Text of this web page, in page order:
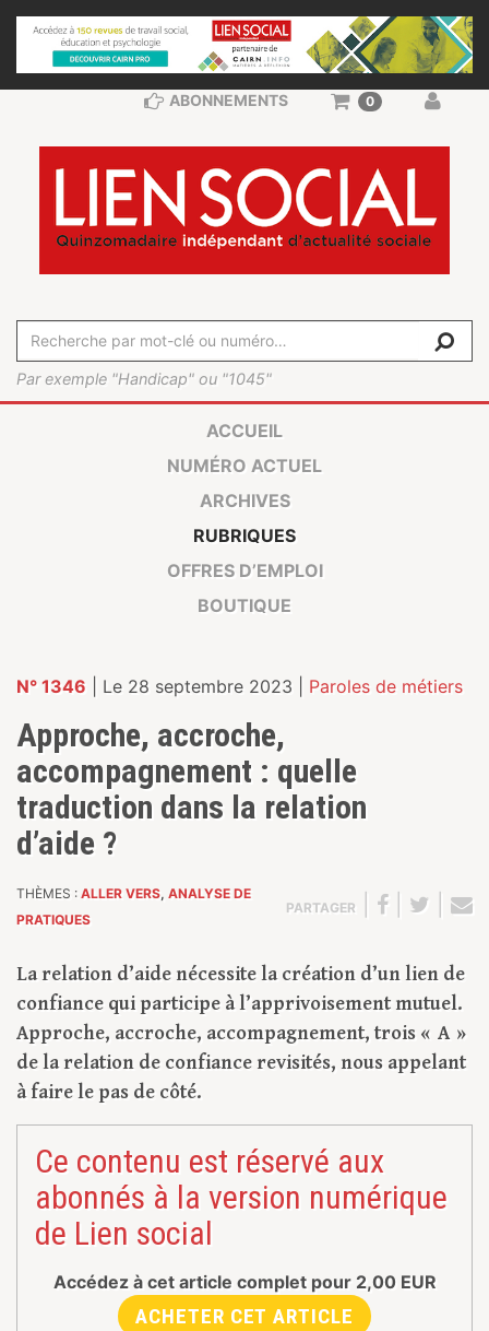
Par exemple "Handicap" ou "1045"
ABONNEMENTS 0
ACCUEIL
NUMÉRO ACTUEL
ARCHIVES
RUBRIQUES
OFFRES D’EMPLOI
BOUTIQUE
N° 1346 | Le 28 septembre 2023 | Paroles de métiers
Approche, accroche,
accompagnement : quelle
traduction dans la relation
d’aide ?
THÈMES : ALLER VERS, ANALYSE DE
PRATIQUES
PARTAGER
La relation d’aide nécessite la création d’un lien de
confiance qui participe à l’apprivoisement mutuel.
Approche, accroche, accompagnement, trois « A »
de la relation de confiance revisités, nous appelant
à faire le pas de côté.
Ce contenu est réservé aux
abonnés à la version numérique
de Lien social
Accédez à cet article complet pour 2,00 EUR
ACHETER CET ARTICLE